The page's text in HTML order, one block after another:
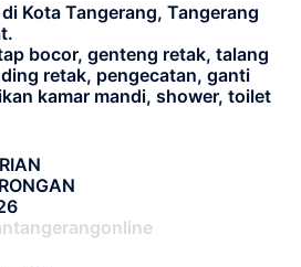
di Kota Tangerang, Tangerang
bocor, genteng retak, talang
retak, pengecatan, ganti
kamar mandi, shower, toilet